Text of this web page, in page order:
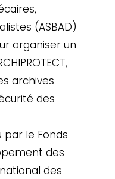
(ASBAD)
organiser un
archives
des
le Fonds
des
des